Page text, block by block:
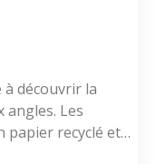
à découvrir la
angles. Les
papier recyclé et